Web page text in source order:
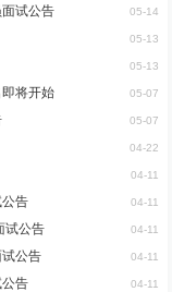
试公告 05-14
05-13
05-13
将开始 05-07
05-07
04-22
04-11
告 04-11
试公告 04-11
公告 04-11
告 04-11